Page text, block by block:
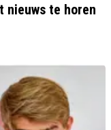
nieuws te horen